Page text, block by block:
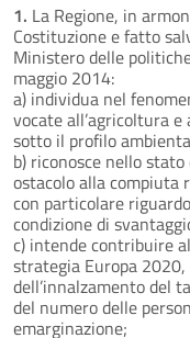
1. La Regione, in
Costituzione e fatto
Ministero delle
maggio 2014:
a) individua nel
vocate all’agricoltura
sotto il profilo
b) riconosce nello
ostacolo alla compiuta
con particolare
condizione di
c) intende contribuire
strategia Europa
dell’innalzamento del
del numero delle
emarginazione;